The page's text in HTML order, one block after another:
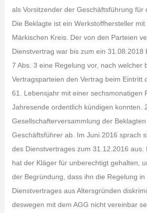
als Vorsitzender der Geschäftsführung für
Die Beklagte ist ein Werkstoffhersteller mit
Märkischen Kreis. Der von den Parteien
Dienstvertrag war bis zum ein 31.08.2018
7 Abs. 3 eine Regelung vor, nach welcher
Vertragsparteien den Vertrag beim Eintritt
61. Lebensjahr mit einer sechsmonatigen
Jahresende ordentlich kündigen konnten.
Gesellschafterversammlung der
Geschäftsführer ab. Im Juni 2016 sprach
des Dienstvertrages zum 31.12.2016 aus.
hat der Kläger für unberechtigt gehalten,
der Begründung, dass ihn die Regelung in
Dienstvertrages aus Altersgründen
deswegen mit dem AGG nicht vereinbar